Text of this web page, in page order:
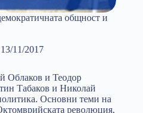
общност и
13/11/2017
Облаков и Теодор
Табаков и Николай
Основни теми на
революция,